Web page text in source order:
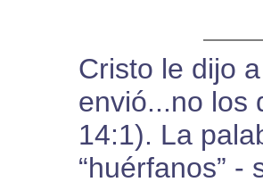
Cristo le dijo
envió...no los
14:1). La
“huérfanos” -